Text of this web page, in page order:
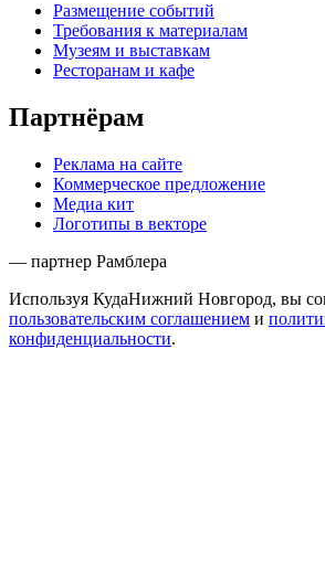
Размещение событий
Требования к материалам
Музеям и выставкам
Ресторанам и кафе
Партнёрам
Реклама на сайте
Коммерческое предложение
Медиа кит
Логотипы в векторе
— партнер Рамблера
Используя КудаНижний Новгород, вы
пользовательским соглашением и
конфиденциальности.